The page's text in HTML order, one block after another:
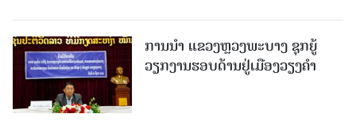
ການນຳ ແຂວງຫຼວງພະບາງ ຊຸກຍູ້
ວຽກງານຮອບດ້ານຢູ່ເມືອງວຽງຄໍາ